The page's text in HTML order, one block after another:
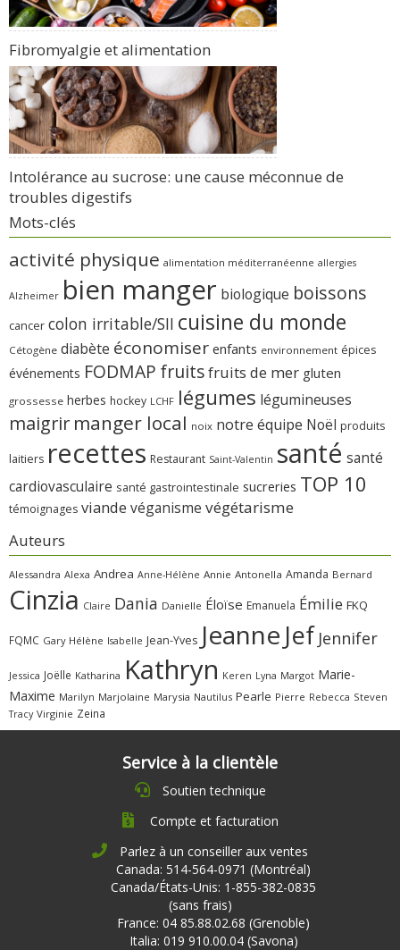
Fibromyalgie et alimentation
Intolérance au sucrose: une cause méconnue de
troubles digestifs
Mots-clés
activité physique alimentation méditerranéenne allergies
Alzheimer bien manger biologique boissons
cancer colon irritable/SII cuisine du monde
Cétogène diabète économiser enfants environnement épices
événements FODMAP fruitsfruits de mer gluten
grossesse herbes hockey LCHF légumes légumineuses
maigrir manger local noix notre équipe Noël produits
laitiers recettes Restaurant Saint-Valentin santé santé
cardiovasculaire santé gastrointestinale sucreries TOP 10
témoignages viande véganisme végétarisme
Auteurs
Alessandra Alexa Andrea Anne-Hélène Annie Antonella Amanda Bernard
Cinzia Claire Dania Danielle Éloïse Emanuela Émilie FKQ
FQMC Gary Hélène Isabelle Jean-Yves Jeanne Jef Jennifer
Jessica Joëlle Katharina Kathryn Keren Lyna Margot Marie-
Maxime Marilyn Marjolaine Marysia Nautilus Pearle Pierre Rebecca Steven
Tracy Virginie Zeina
Service à la clientèle
Soutien technique
Compte et facturation
Parlez à un conseiller aux ventes
Canada: 514-564-0971 (Montréal)
Canada/États-Unis: 1-855-382-0835
(sans frais)
France: 04 85.88.02.68 (Grenoble)
Italia: 019 910.00.04 (Savona)